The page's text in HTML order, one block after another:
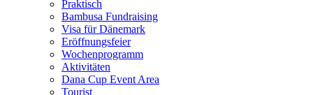
Praktisch
Bambusa Fundraising
Visa für Dänemark
Eröffnungsfeier
Wochenprogramm
Aktivitäten
Dana Cup Event Area
Tourist